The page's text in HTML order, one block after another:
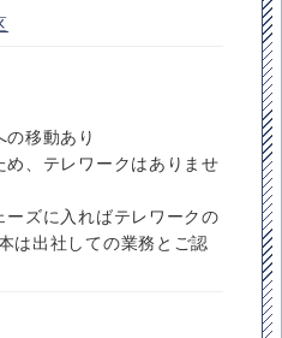
移動あり
、テレワークはありませ
ズに入ればテレワークの
は出社しての業務とご認